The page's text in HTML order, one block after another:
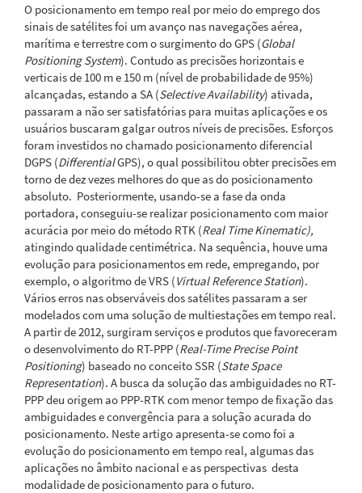
O posicionamento em tempo real por meio do emprego dos
sinais de satélites foi um avanço nas navegações aérea,
marítima e terrestre com o surgimento do GPS (Global
Positioning System). Contudo as precisões horizontais e
verticais de 100 m e 150 m (nível de probabilidade de 95%)
alcançadas, estando a SA (Selective Availability) ativada,
passaram a não ser satisfatórias para muitas aplicações e os
usuários buscaram galgar outros níveis de precisões. Esforços
foram investidos no chamado posicionamento diferencial
DGPS (DifferentialGPS), o qual possibilitou obter precisões em
torno de dez vezes melhores do que as do posicionamento
absoluto. Posteriormente, usando-se a fase da onda
portadora, conseguiu-se realizar posicionamento com maior
acurácia por meio do método RTK (Real Time Kinematic),
atingindo qualidade centimétrica. Na sequência, houve uma
evolução para posicionamentos em rede, empregando, por
exemplo, o algoritmo de VRS (Virtual Reference Station).
Vários erros nas observáveis dos satélites passaram a ser
modelados com uma solução de multiestações em tempo real.
A partir de 2012, surgiram serviços e produtos que favoreceram
o desenvolvimento do RT-PPP (Real-Time Precise Point
Positioning) baseado no conceito SSR (State Space
Representation). A busca da solução das ambiguidades no RT-
PPP deu origem ao PPP-RTK com menor tempo de fixação das
ambiguidades e convergência para a solução acurada do
posicionamento. Neste artigo apresenta-se como foi a
evolução do posicionamento em tempo real, algumas das
aplicações no âmbito nacional e as perspectivas desta
modalidade de posicionamento para o futuro.